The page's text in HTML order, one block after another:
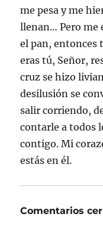
me pesa y me
llenan… Pero me
el pan, entonces
eras tú, Señor,
cruz se hizo
desilusión se
salir corriendo,
contarle a todos
contigo. Mi
estás en él.
Comentarios